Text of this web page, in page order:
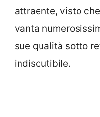
attraente, visto
vanta
sue qualità sotto
indiscutibile.